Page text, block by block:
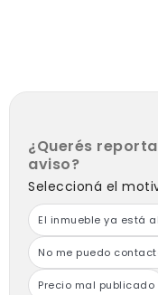
¿Querés
aviso?
Seleccioná el
El inmueble ya está
No me puedo
Precio mal publicado